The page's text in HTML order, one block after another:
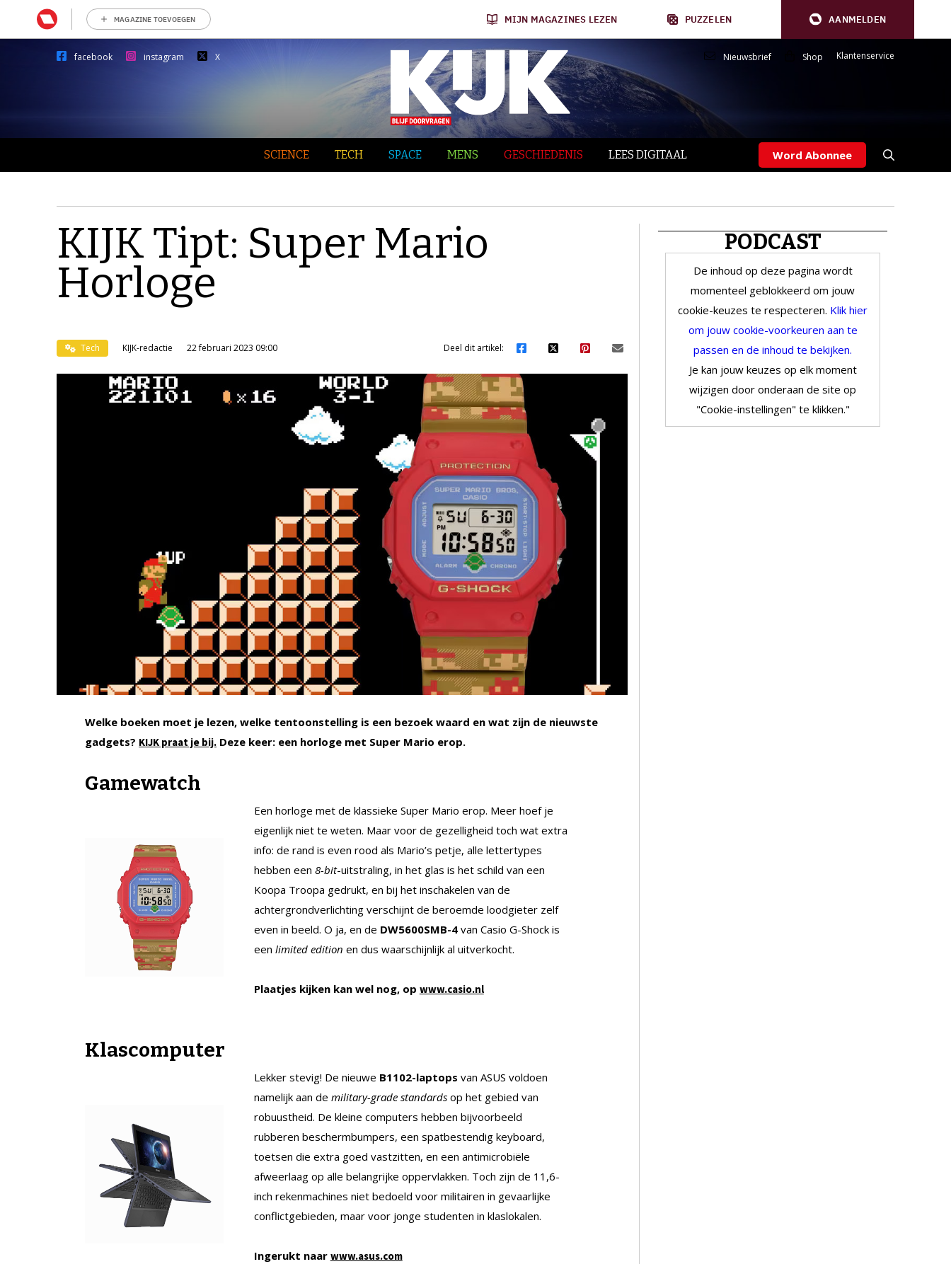
MAGAZINE TOEVOEGEN MIJN MAGAZINES LEZEN PUZZELEN AANMELDEN
facebook instagram X Nieuwsbrief Shop Klantenservice
SCIENCE TECH SPACE MENS GESCHIEDENIS LEES DIGITAAL Word Abonnee
KIJK Tipt: Super Mario
Horloge
Tech KIJK-redactie 22 februari 2023 09:00 Deel dit artikel:
Welke boeken moet je lezen, welke tentoonstelling is een bezoek waard en wat zijn de nieuwste
gadgets? KIJK praat je bij. Deze keer: een horloge met Super Mario erop.
Gamewatch
Een horloge met de klassieke Super Mario erop. Meer hoef je
eigenlijk niet te weten. Maar voor de gezelligheid toch wat extra
info: de rand is even rood als Mario’s petje, alle lettertypes
hebben een 8-bit-uitstraling, in het glas is het schild van een
Koopa Troopa gedrukt, en bij het inschakelen van de
achtergrondverlichting verschijnt de beroemde loodgieter zelf
even in beeld. O ja, en de DW5600SMB-4 van Casio G-Shock is
een limited edition en dus waarschijnlijk al uitverkocht.
Plaatjes kijken kan wel nog, op www.casio.nl
Klascomputer
Lekker stevig! De nieuwe B1102-laptops van ASUS voldoen
namelijk aan de military-grade standards op het gebied van
robuustheid. De kleine computers hebben bijvoorbeeld
rubberen beschermbumpers, een spatbestendig keyboard,
toetsen die extra goed vastzitten, en een antimicrobiële
afweerlaag op alle belangrijke oppervlakken. Toch zijn de 11,6-
inch rekenmachines niet bedoeld voor militairen in gevaarlijke
conflictgebieden, maar voor jonge studenten in klaslokalen.
Ingerukt naar www.asus.com
PODCAST
De inhoud op deze pagina wordt
momenteel geblokkeerd om jouw
cookie-keuzes te respecteren. Klik hier
om jouw cookie-voorkeuren aan te
passen en de inhoud te bekijken.
Je kan jouw keuzes op elk moment
wijzigen door onderaan de site op
"Cookie-instellingen" te klikken."